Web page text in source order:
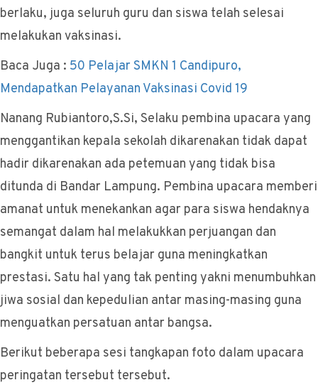
berlaku, juga seluruh guru dan siswa telah selesai
melakukan vaksinasi.
Baca Juga : 50 Pelajar SMKN 1 Candipuro,
Mendapatkan Pelayanan Vaksinasi Covid 19
Nanang Rubiantoro,S.Si, Selaku pembina upacara yang
menggantikan kepala sekolah dikarenakan tidak dapat
hadir dikarenakan ada petemuan yang tidak bisa
ditunda di Bandar Lampung. Pembina upacara memberi
amanat untuk menekankan agar para siswa hendaknya
semangat dalam hal melakukkan perjuangan dan
bangkit untuk terus belajar guna meningkatkan
prestasi. Satu hal yang tak penting yakni menumbuhkan
jiwa sosial dan kepedulian antar masing-masing guna
menguatkan persatuan antar bangsa.
Berikut beberapa sesi tangkapan foto dalam upacara
peringatan tersebut tersebut.